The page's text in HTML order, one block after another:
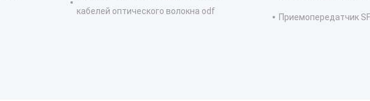
кабелей оптического волокна odf
Приемопередатчик